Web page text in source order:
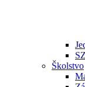
Školstvo